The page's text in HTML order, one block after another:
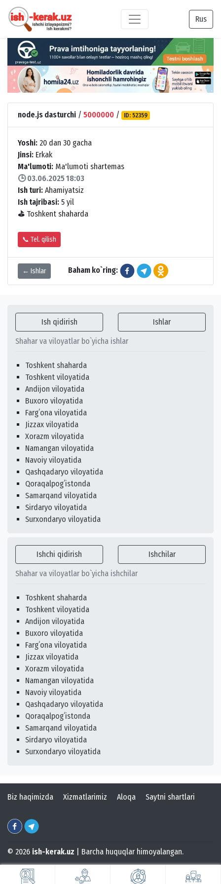
Rus
node.js dasturchi / 5000000 / ID: 52359
Yoshi: 20 dan 30 gacha
Jinsi: Erkak
Ma'lumoti: Ma'lumoti shartemas
🕒 03.06.2025 18:03
Ish turi: Ahamiyatsiz
Ish tajribasi: 5 yil
⛳ Toshkent shaharda
📞 Tel. qilish
← Ishlar Baham ko`ring:
Ish qidirish Ishlar
Shahar va viloyatlar bo`yicha ishlar
Toshkent shaharda
Toshkent viloyatida
Andijon viloyatida
Buxoro viloyatida
Fargʻona viloyatida
Jizzax viloyatida
Xorazm viloyatida
Namangan viloyatida
Navoiy viloyatida
Qashqadaryo viloyatida
Qoraqalpogʻistonda
Samarqand viloyatida
Sirdaryo viloyatida
Surxondaryo viloyatida
Ishchi qidirish Ishchilar
Shahar va viloyatlar bo`yicha ishchilar
Toshkent shaharda
Toshkent viloyatida
Andijon viloyatida
Buxoro viloyatida
Fargʻona viloyatida
Jizzax viloyatida
Xorazm viloyatida
Namangan viloyatida
Navoiy viloyatida
Qashqadaryo viloyatida
Qoraqalpogʻistonda
Samarqand viloyatida
Sirdaryo viloyatida
Surxondaryo viloyatida
Biz haqimizda Xizmatlarimiz Aloqa Saytni shartlari
© 2026 ish-kerak.uz | Barcha huquqlar himoyalangan.